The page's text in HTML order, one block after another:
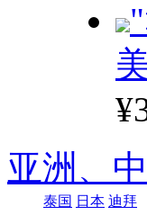
亚洲、
泰国 日本 迪拜